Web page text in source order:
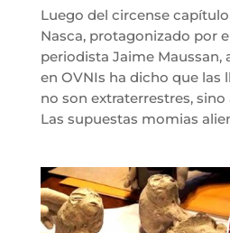
Luego del circense
Nasca, protagonizado por
periodista Jaime Maussan,
en OVNIs ha dicho que las
no son extraterrestres,
Las supuestas momias